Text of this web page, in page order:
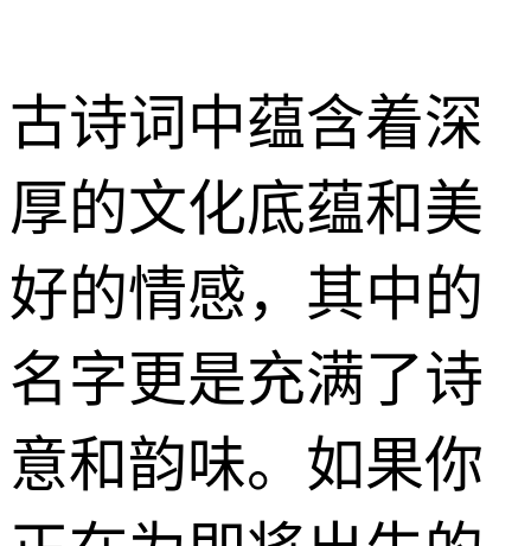
古诗词中蕴含着深
厚的文化底蕴和美
好的情感，其中的
名字更是充满了诗
意和韵味。如果你